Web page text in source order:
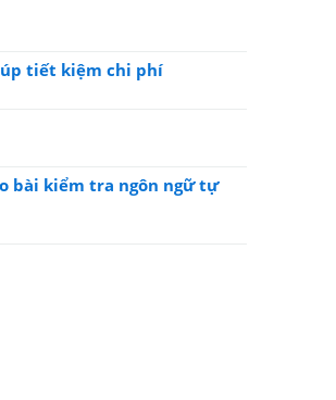
tiết kiệm chi phí
bài kiểm tra ngôn ngữ tự